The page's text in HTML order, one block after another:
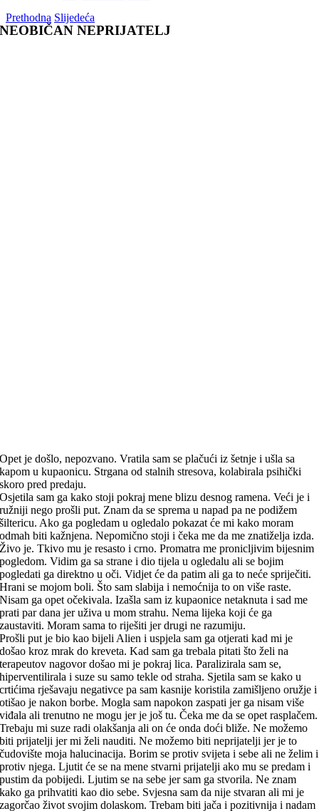
Prethodna Slijedeća
NEOBIČAN NEPRIJATELJ
Opet je došlo, nepozvano. Vratila sam se plačući iz šetnje i ušla sa
kapom u kupaonicu. Strgana od stalnih stresova, kolabirala psihički
skoro pred predaju.
Osjetila sam ga kako stoji pokraj mene blizu desnog ramena. Veći je i
ružniji nego prošli put. Znam da se sprema u napad pa ne podižem
šiltericu. Ako ga pogledam u ogledalo pokazat će mi kako moram
odmah biti kažnjena. Nepomično stoji i čeka me da me znatiželja izda.
Živo je. Tkivo mu je resasto i crno. Promatra me pronicljivim bijesnim
pogledom. Vidim ga sa strane i dio tijela u ogledalu ali se bojim
pogledati ga direktno u oči. Vidjet će da patim ali ga to neće spriječiti.
Hrani se mojom boli. Što sam slabija i nemoćnija to on više raste.
Nisam ga opet očekivala. Izašla sam iz kupaonice netaknuta i sad me
prati par dana jer uživa u mom strahu. Nema lijeka koji će ga
zaustaviti. Moram sama to riješiti jer drugi ne razumiju.
Prošli put je bio kao bijeli Alien i uspjela sam ga otjerati kad mi je
došao kroz mrak do kreveta. Kad sam ga trebala pitati što želi na
terapeutov nagovor došao mi je pokraj lica. Paralizirala sam se,
hiperventilirala i suze su samo tekle od straha. Sjetila sam se kako u
crtićima rješavaju negativce pa sam kasnije koristila zamišljeno oružje i
otišao je nakon borbe. Mogla sam napokon zaspati jer ga nisam više
viđala ali trenutno ne mogu jer je još tu. Čeka me da se opet rasplačem.
Trebaju mi suze radi olakšanja ali on će onda doći bliže. Ne možemo
biti prijatelji jer mi želi nauditi. Ne možemo biti neprijatelji jer je to
čudovište moja halucinacija. Borim se protiv svijeta i sebe ali ne želim i
protiv njega. Ljutit će se na mene stvarni prijatelji ako mu se predam i
pustim da pobijedi. Ljutim se na sebe jer sam ga stvorila. Ne znam
kako ga prihvatiti kao dio sebe. Svjesna sam da nije stvaran ali mi je
zagorčao život svojim dolaskom. Trebam biti jača i pozitivnija i nadam